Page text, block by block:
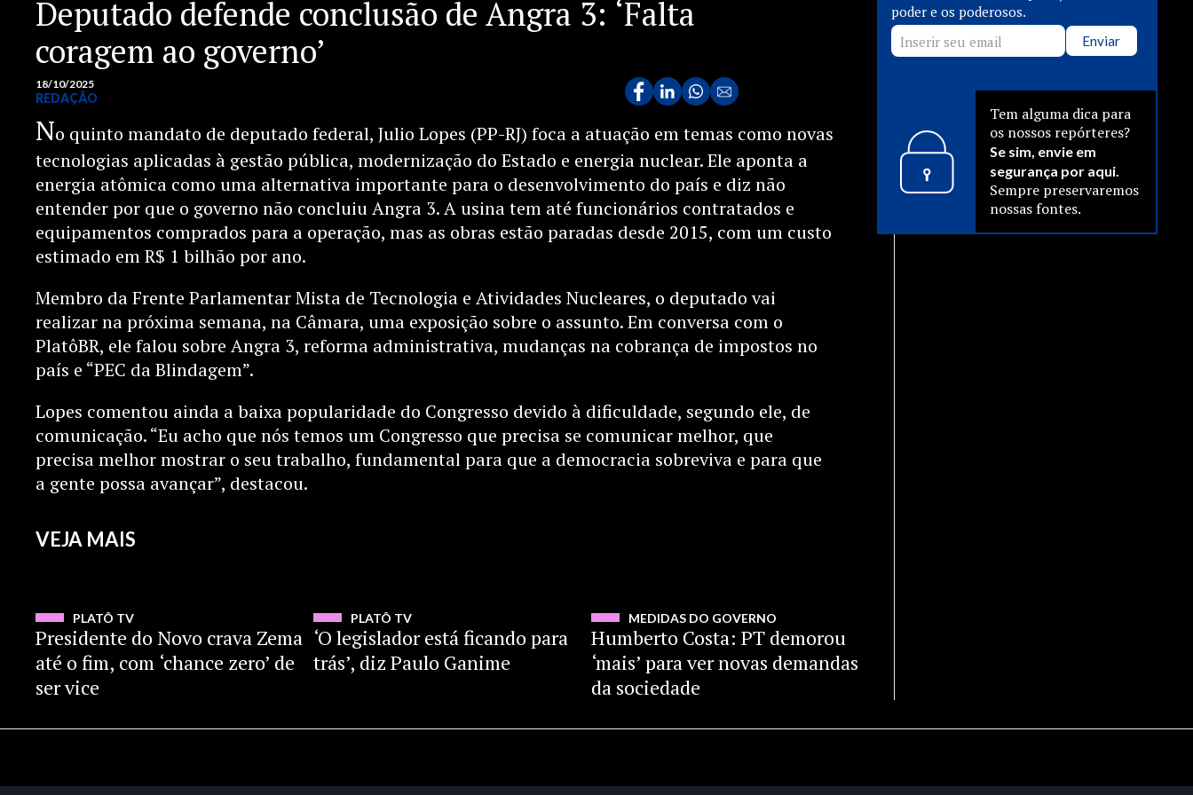
Deputado defende conclusão de Angra 3: ‘Falta
coragem ao governo’
18/10/2025
REDAÇÃO
No quinto mandato de deputado federal, Julio Lopes (PP-RJ) foca a atuação em temas como novas
tecnologias aplicadas à gestão pública, modernização do Estado e energia nuclear. Ele aponta a
energia atômica como uma alternativa importante para o desenvolvimento do país e diz não
entender por que o governo não concluiu Angra 3. A usina tem até funcionários contratados e
equipamentos comprados para a operação, mas as obras estão paradas desde 2015, com um custo
estimado em R$ 1 bilhão por ano.
Membro da Frente Parlamentar Mista de Tecnologia e Atividades Nucleares, o deputado vai
realizar na próxima semana, na Câmara, uma exposição sobre o assunto. Em conversa com o
PlatôBR, ele falou sobre Angra 3, reforma administrativa, mudanças na cobrança de impostos no
país e “PEC da Blindagem”.
Lopes comentou ainda a baixa popularidade do Congresso devido à dificuldade, segundo ele, de
comunicação. “Eu acho que nós temos um Congresso que precisa se comunicar melhor, que
precisa melhor mostrar o seu trabalho, fundamental para que a democracia sobreviva e para que
a gente possa avançar”, destacou.
VEJA MAIS
PLATÔ TV
Presidente do Novo crava Zema
até o fim, com ‘chance zero’ de
ser vice
PLATÔ TV
‘O legislador está ficando para
trás’, diz Paulo Ganime
MEDIDAS DO GOVERNO
Humberto Costa: PT demorou
‘mais’ para ver novas demandas
da sociedade
poder e os poderosos.
Enviar
Tem alguma dica para
os nossos repórteres?
Se sim, envie em
segurança por aqui.
Sempre preservaremos
nossas fontes.